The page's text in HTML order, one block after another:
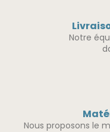
Notre
Nous proposons le